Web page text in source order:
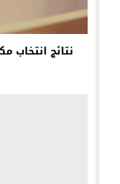
نتائج انتخاب